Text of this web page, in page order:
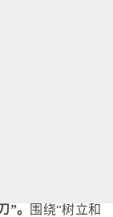
”。 围绕“树立和